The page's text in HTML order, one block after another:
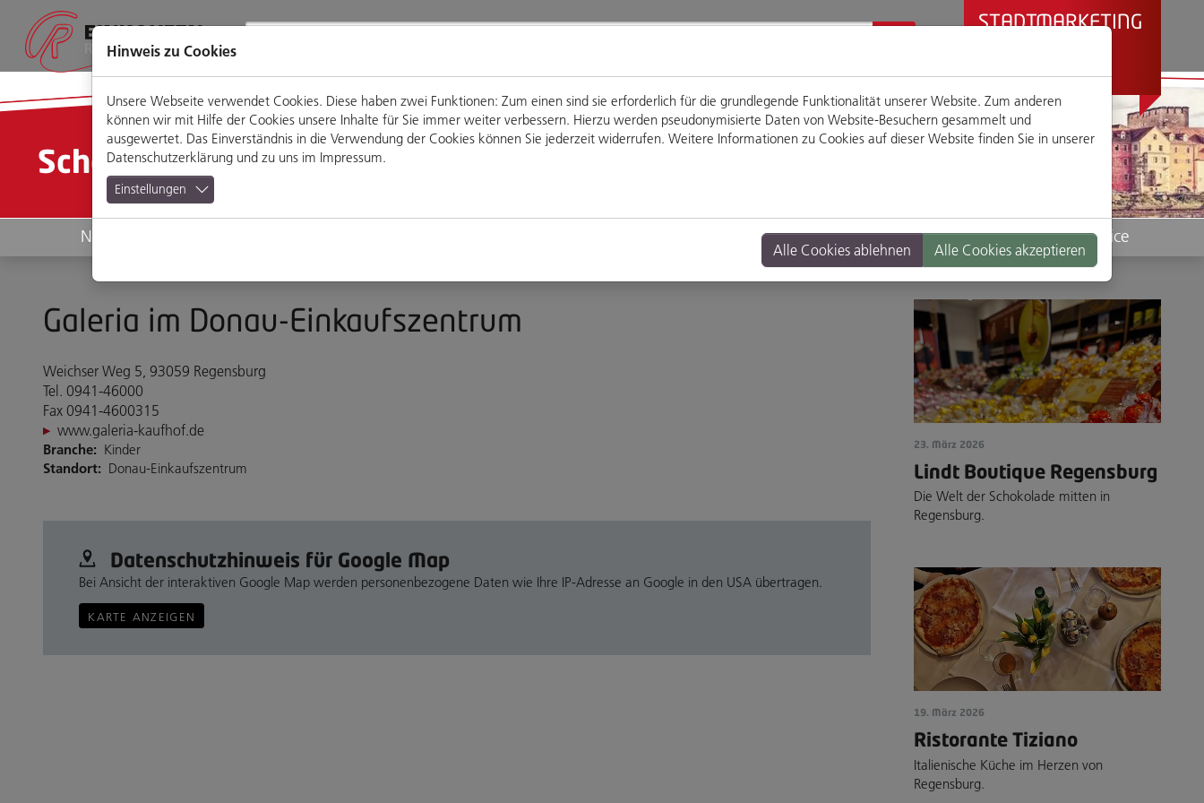
Seiteninhalt
Hauptmenü
Footermenü
Website-
Suche
STADTMARKETING
PRÄSENTIERT
Schön & Gesund
News Veranstaltungen Standorte Service
Galeria im Donau-Einkaufszentrum
Weichser Weg 5, 93059 Regensburg
Tel. 0941-46000
Fax 0941-4600315
www.galeria-kaufhof.de
Branche: Kinder
Standort: Donau-Einkaufszentrum
Datenschutz­hinweis für Google Map
Bei Ansicht der interaktiven Google Map werden personenbezogene Daten wie Ihre IP-Adresse an Google in den USA übertragen.
KARTE ANZEIGEN
23. März 2026
Lindt Boutique Regensburg
Die Welt der Schokolade mitten in
Regensburg.
19. März 2026
Ristorante Tiziano
Italienische Küche im Herzen von
Regensburg.
Hinweis zu Cookies
Unsere Webseite verwendet Cookies. Diese haben zwei Funktionen: Zum einen sind sie erforderlich für die grundlegende Funktionalität unserer Website. Zum anderen
können wir mit Hilfe der Cookies unsere Inhalte für Sie immer weiter verbessern. Hierzu werden pseudonymisierte Daten von Website-Besuchern gesammelt und
ausgewertet. Das Einverständnis in die Verwendung der Cookies können Sie jederzeit widerrufen. Weitere Informationen zu Cookies auf dieser Website finden Sie in unserer
Datenschutzerklärung und zu uns im Impressum.
Einstellungen
Alle Cookies ablehnen Alle Cookies akzeptieren